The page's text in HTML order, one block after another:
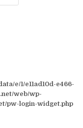
e/1/e11ad10d-e466-
web/wp-
pw-login-widget.php